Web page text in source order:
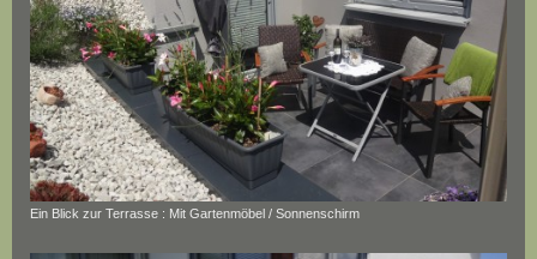
Ein Blick zur Terrasse : Mit Gartenmöbel / Sonnenschirm